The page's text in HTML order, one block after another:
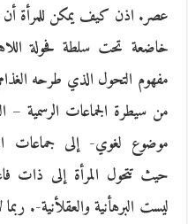
عصر. اذن كيف يمكن للمرأة أن
خاضعة تحت سلطة فحولة
مفهوم التحول الذي طرحه
من سيطرة الجماعات الرسمية –
حيث تتحول المرأة إلى ذات
ليست البرهأنية والعقلأنية-.